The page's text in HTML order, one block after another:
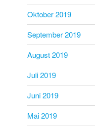
Oktober 2019
September 2019
August 2019
Juli 2019
Juni 2019
Mai 2019